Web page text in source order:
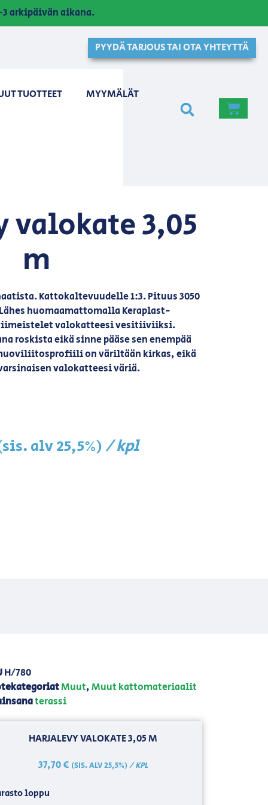
arkipäivän aikana.
PYYDÄ TARJOUS TAI OTA YHTEYTTÄ
TUOTTEET MYYMÄLÄT
valokate 3,05
m
Kattokaltevuudelle 1:3. Pituus 3050
huomaamattomalla Keraplast-
valokatteesi vesitiiviiksi.
roskista eikä sinne pääse sen enempää
on väriltään kirkas, eikä
valokatteesi väriä.
alv 25,5%)/ kpl
H/780
Muut,Muut kattomateriaalit
terassi
HARJALEVY VALOKATE 3,05 M
37,70€ (SIS. ALV 25,5%)/ KPL
loppu